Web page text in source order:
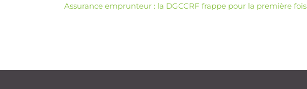
Assurance emprunteur : la DGCCRF frappe pour la première fois